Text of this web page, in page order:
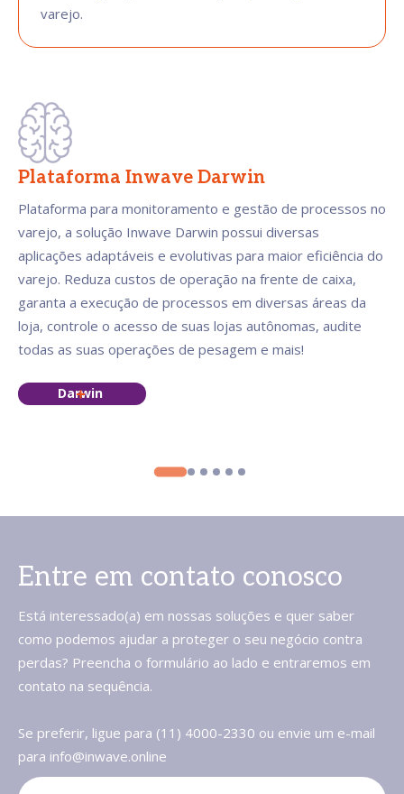
varejo.
Plataforma Inwave Darwin
Plataforma para monitoramento e gestão de processos no
varejo, a solução Inwave Darwin possui diversas
aplicações adaptáveis e evolutivas para maior eficiência do
varejo. Reduza custos de operação na frente de caixa,
garanta a execução de processos em diversas áreas da
loja, controle o acesso de suas lojas autônomas, audite
todas as suas operações de pesagem e mais!
Darwin
Entre em contato conosco
Está interessado(a) em nossas soluções e quer saber
como podemos ajudar a proteger o seu negócio contra
perdas? Preencha o formulário ao lado e entraremos em
contato na sequência.
Se preferir, ligue para (11) 4000-2330 ou envie um e-mail
para info@inwave.online